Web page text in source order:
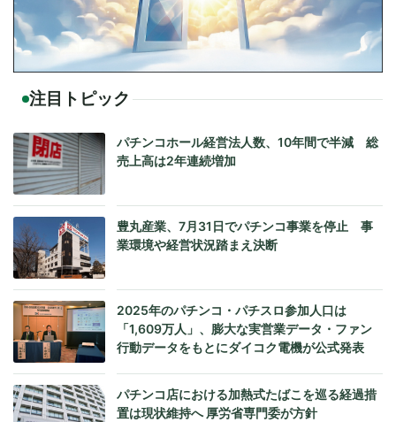
注目トピック
パチンコホール経営法人数、10年間で半減 総
売上高は2年連続増加
豊丸産業、7月31日でパチンコ事業を停止 事
業環境や経営状況踏まえ決断
2025年のパチンコ・パチスロ参加人口は
「1,609万人」、膨大な実営業データ・ファン
行動データをもとにダイコク電機が公式発表
パチンコ店における加熱式たばこを巡る経過措
置は現状維持へ 厚労省専門委が方針